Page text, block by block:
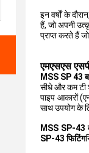
इन वर्षों के
हैं, जो अपनी
प्राप्त करते हैं
एमएसएस
MSS SP 43
सीधे और कम टी
पाइप आकारों
साथ उपयोग के
MSS SP-43
SP-43 फिटिंग